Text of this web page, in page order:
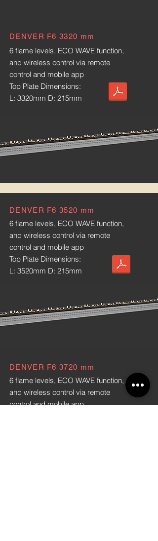
DENVER F6 3320 mm
6 flame levels, ECO WAVE function,
and wireless control via remote
control and mobile app
Top Plate Dimensions:
L: 3320mm D: 215mm
DENVER F6 3520 mm
6 flame levels, ECO WAVE function,
and wireless control via remote
control and mobile app
Top Plate Dimensions:
L: 3520mm D: 215mm
DENVER F6 3720 mm
6 flame levels, ECO WAVE function,
and wireless control via remote
control and mobile app